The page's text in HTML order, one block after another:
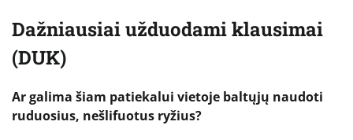
Dažniausiai užduodami klausimai
(DUK)
Ar galima šiam patiekalui vietoje baltųjų naudoti
ruduosius, nešlifuotus ryžius?